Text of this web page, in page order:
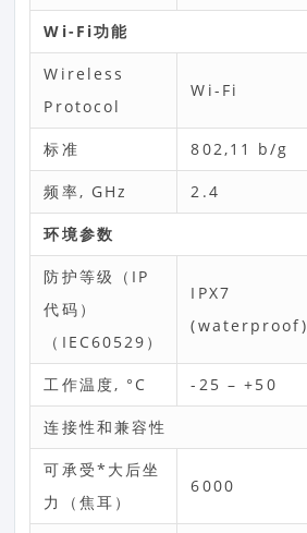
Wi-Fi功能
Wireless
Protocol
Wi-Fi
标准 802,11 b/g
频率, GHz 2.4
环境参数
防护等级（IP
代码）
（IEC60529）
IPХ7
(waterproof)
工作温度, °С -25 – +50
连接性和兼容性
可承受*大后坐
力（焦耳）
6000